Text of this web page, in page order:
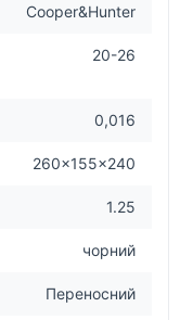
Cooper&Hunter
20-26
0,016
260x155x240
1.25
чорний
Переносний